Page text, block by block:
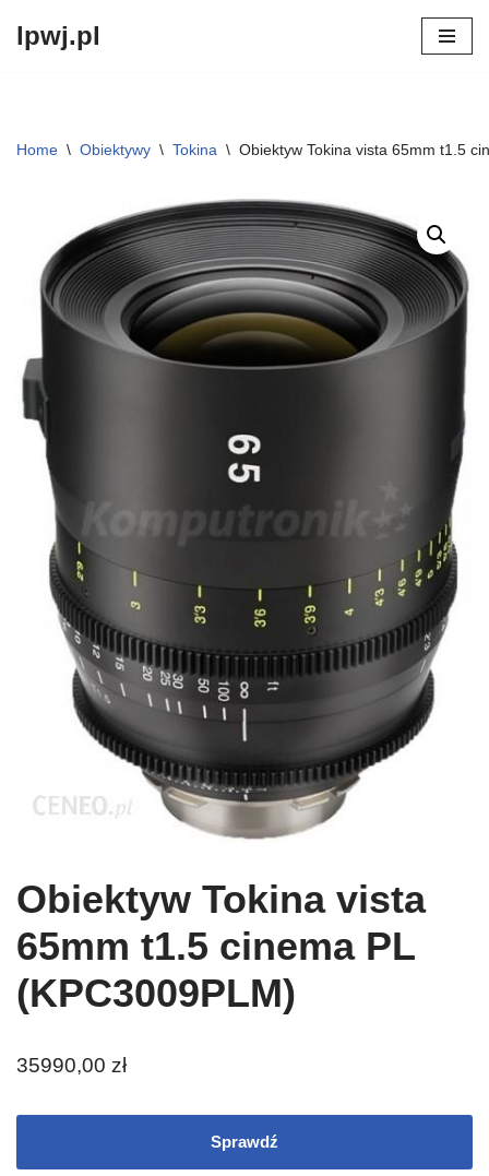
lpwj.pl
Home \ Obiektywy \ Tokina \ Obiektyw Tokina vista 65mm t1.5
Obiektyw Tokina vista
65mm t1.5 cinema PL
(KPC3009PLM)
35990,00 zł
Sprawdź